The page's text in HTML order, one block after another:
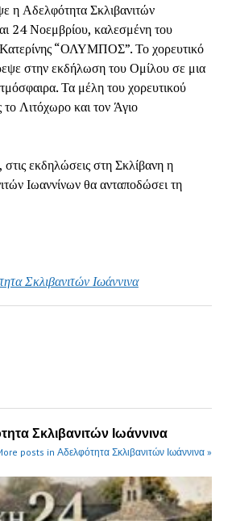
η Αδελφότητα Σκλιβανιτών
24 Νοεμβρίου, καλεσμένη του
“ΟΛΥΜΠΟΣ”. Το χορευτικό
στην εκδήλωση του Ομίλου σε μια
Τα μέλη του χορευτικού
Λιτόχωρο και τον Άγιο
εκδηλώσεις στη Σκλίβανη η
Ιωαννίνων θα ανταποδώσει τη
Σκλιβανιτών Ιωάννινα
Σκλιβανιτών Ιωάννινα
posts in Αδελφότητα Σκλιβανιτών Ιωάννινα »